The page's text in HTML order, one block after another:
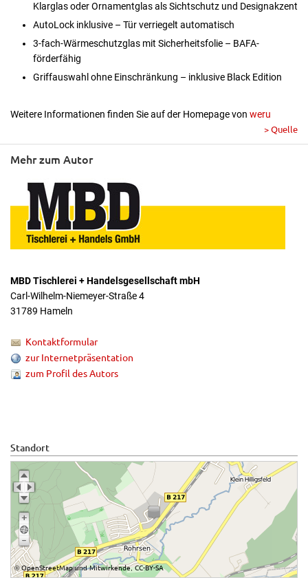
Klarglas oder Ornamentglas als Sichtschutz und Designakzent
AutoLock inklusive – Tür verriegelt automatisch
3-fach-Wärmeschutzglas mit Sicherheitsfolie – BAFA-
förderfähig
Griffauswahl ohne Einschränkung – inklusive Black Edition
Weitere Informationen finden Sie auf der Homepage von weru
> Quelle
Mehr zum Autor
MBD Tischlerei + Handelsgesellschaft mbH
Carl-Wilhelm-Niemeyer-Straße 4
31789 Hameln
Kontaktformular
zur Internetpräsentation
zum Profil des Autors
Standort
©OpenStreetMapundMitwirkende, CC-BY-SA